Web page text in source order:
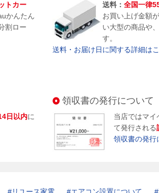
トカー
かんたん
割ロー
送料： 全国一律
お買い上げ金額
い大型の商品や
す。
送料・お届け日に関する詳細は
日以内に
領収書の発行について
当店ではマイ
て発行される
領収書の発行